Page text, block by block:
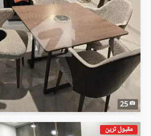
25
مقبول ترین